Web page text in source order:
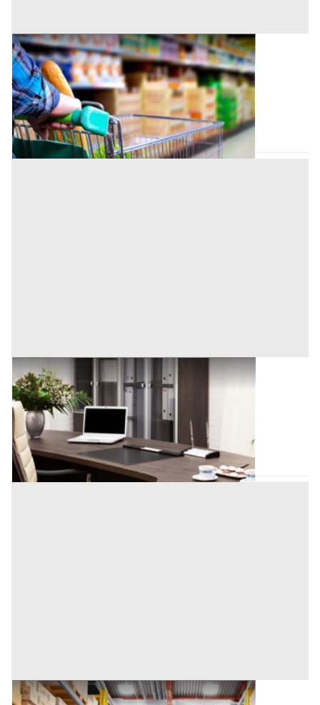
Negozio all'asta a Padova
San Giorgio delle Pertiche (Padova)
Offerta minima
42.000 € 56.000 €
Codice asta: AI3691302
Asta chiusa
Uffici e Studi Privati all'asta a Padova
San Giorgio delle Pertiche (Padova)
Offerta minima
50.400 € 67.200 €
Codice asta:AI3302423
Asta chiusa
Magazzino all'asta a Padova